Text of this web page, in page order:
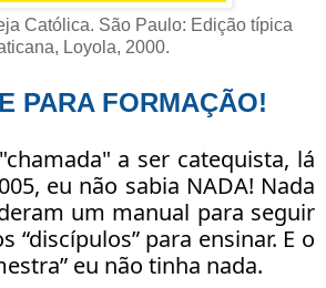
Católica. São Paulo: Edição típica
Loyola, 2000.
PARA FORMAÇÃO!
a ser catequista, lá
eu não sabia NADA! Nada
um manual para seguir
“discípulos” para ensinar. E o
eu não tinha nada.